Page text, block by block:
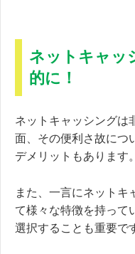
ネットキャッ
的に！
ネットキャッシングは
面、その便利さ故につ
デメリットもあります。
また、一言にネットキ
て様々な特徴を持って
選択することも重要で